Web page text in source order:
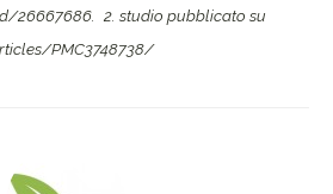
26667686. 2. studio pubblicato su
PMC3748738/